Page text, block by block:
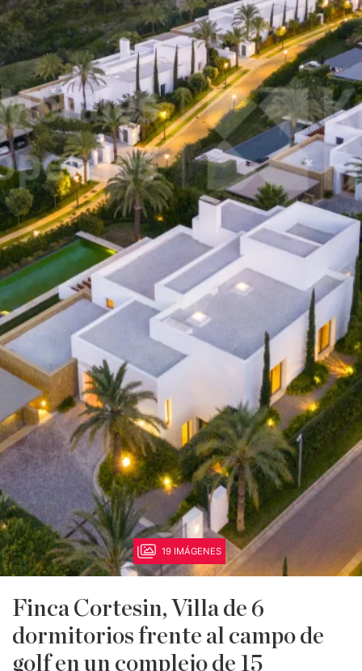
19 IMÁGENES
Finca Cortesin, Villa de 6
dormitorios frente al campo de
golf en un complejo de 15